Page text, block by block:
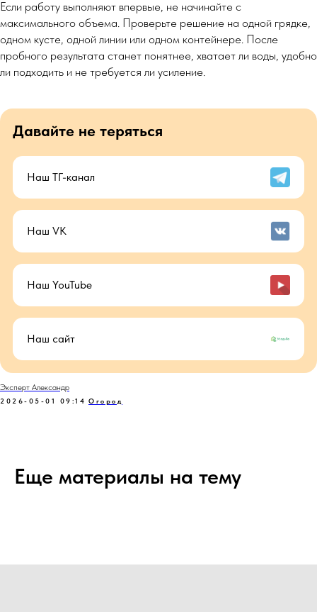
Если работу выполняют впервые, не начинайте с
максимального объема. Проверьте решение на одной грядке,
одном кусте, одной линии или одном контейнере. После
пробного результата станет понятнее, хватает ли воды, удобно
ли подходить и не требуется ли усиление.
Давайте не теряться
Наш ТГ-канал
Наш VK
Наш YouTube
Наш сайт
Эксперт Александр
2026-05-01 09:14 Огород
Еще материалы на тему